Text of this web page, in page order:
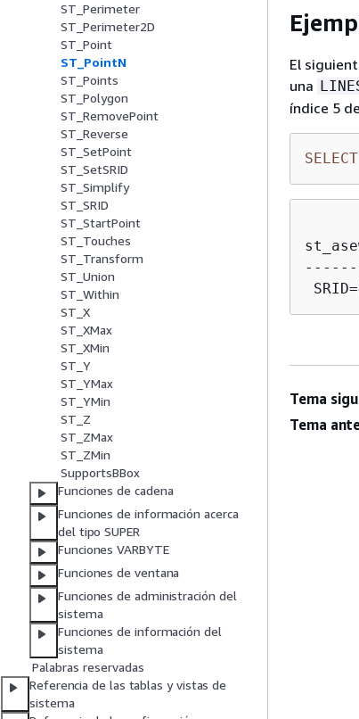
ST_Perimeter
ST_Perimeter2D
ST_Point
ST_PointN
ST_Points
ST_Polygon
ST_RemovePoint
ST_Reverse
ST_SetPoint
ST_SetSRID
ST_Simplify
ST_SRID
ST_StartPoint
ST_Touches
ST_Transform
ST_Union
ST_Within
ST_X
ST_XMax
ST_XMin
ST_Y
ST_YMax
ST_YMin
ST_Z
ST_ZMax
ST_ZMin
SupportsBBox
Funciones de cadena
Funciones de información acerca
del tipo SUPER
Funciones VARBYTE
Funciones de ventana
Funciones de administración del
sistema
Funciones de información del
sistema
Palabras reservadas
Referencia de las tablas y vistas de
sistema
El
una
índice 5
SELECT
Tema
Tema